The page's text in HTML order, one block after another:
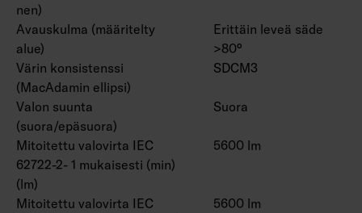
nen)
Avauskulma (määritelty
alue)
Erittäin leveä säde
>80°
Värin konsistenssi
(MacAdamin ellipsi)
SDCM3
Valon suunta
(suora/epäsuora)
Suora
Mitoitettu valovirta IEC
62722-2- 1 mukaisesti (min)
(lm)
5600 lm
Mitoitettu valovirta IEC
5600 lm